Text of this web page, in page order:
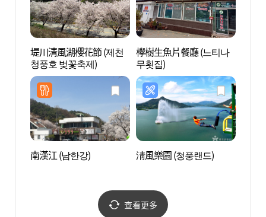
堤川清風湖櫻花節 (제천
청풍호 벚꽃축제)
欅樹生魚片餐廳 (느티나
무횟집)
南漢江 (남한강) 淸風樂園 (청풍랜드)
查看更多